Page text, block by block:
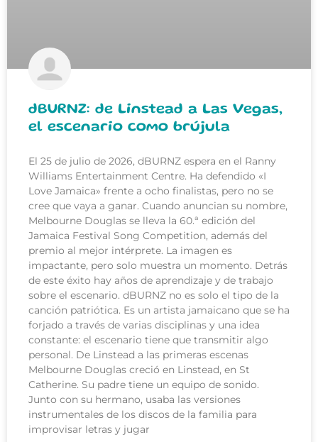
dBURNZ: de Linstead a Las Vegas,
el escenario como brújula
El 25 de julio de 2026, dBURNZ espera en el Ranny
Williams Entertainment Centre. Ha defendido «I
Love Jamaica» frente a ocho finalistas, pero no se
cree que vaya a ganar. Cuando anuncian su nombre,
Melbourne Douglas se lleva la 60.ª edición del
Jamaica Festival Song Competition, además del
premio al mejor intérprete. La imagen es
impactante, pero solo muestra un momento. Detrás
de este éxito hay años de aprendizaje y de trabajo
sobre el escenario. dBURNZ no es solo el tipo de la
canción patriótica. Es un artista jamaicano que se ha
forjado a través de varias disciplinas y una idea
constante: el escenario tiene que transmitir algo
personal. De Linstead a las primeras escenas
Melbourne Douglas creció en Linstead, en St
Catherine. Su padre tiene un equipo de sonido.
Junto con su hermano, usaba las versiones
instrumentales de los discos de la familia para
improvisar letras y jugar